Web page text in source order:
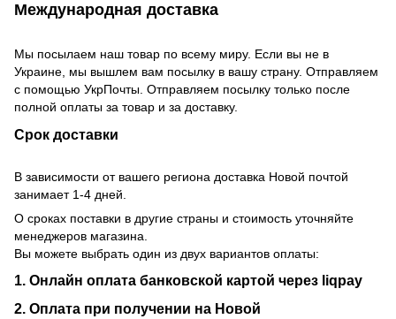
Международная доставка
Мы посылаем наш товар по всему миру. Если вы не в
Украине, мы вышлем вам посылку в вашу страну. Отправляем
с помощью УкрПочты. Отправляем посылку только после
полной оплаты за товар и за доставку.
Срок доставки
В зависимости от вашего региона доставка Новой почтой
занимает 1-4 дней.
О сроках поставки в другие страны и стоимость уточняйте
менеджеров магазина.
Вы можете выбрать один из двух вариантов оплаты:
1. Онлайн оплата банковской картой через liqpay
2. Оплата при получении на Новой